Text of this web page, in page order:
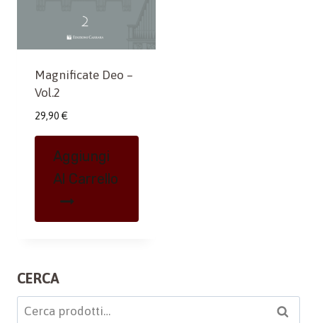
Magnificate Deo –
Vol.2
29,90 €
Aggiungi
Al Carrello
CERCA
Cerca: Cerca